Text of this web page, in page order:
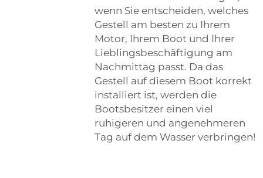
wenn Sie entscheiden, welches
Gestell am besten zu Ihrem
Motor, Ihrem Boot und Ihrer
Lieblingsbeschäftigung am
Nachmittag passt. Da das
Gestell auf diesem Boot korrekt
installiert ist, werden die
Bootsbesitzer einen viel
ruhigeren und angenehmeren
Tag auf dem Wasser verbringen!